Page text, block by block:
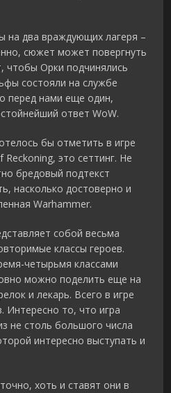
на два враждующих лагеря –
сюжет может повергнуть
чтобы Орки подчинялись
состояли на службе
перед нами еще один,
ответ WoW.
бы отметить в игре
это сеттинг. Не
бредовый подтекст
насколько достоверно и
Warhammer.
собой весьма
классы героев.
четырьмя классами
можно поделить еще на
и лекарь. Всего в игре
Интересно то, что игра
не столь большого числа
интересно выступать и
хоть и ставят они в